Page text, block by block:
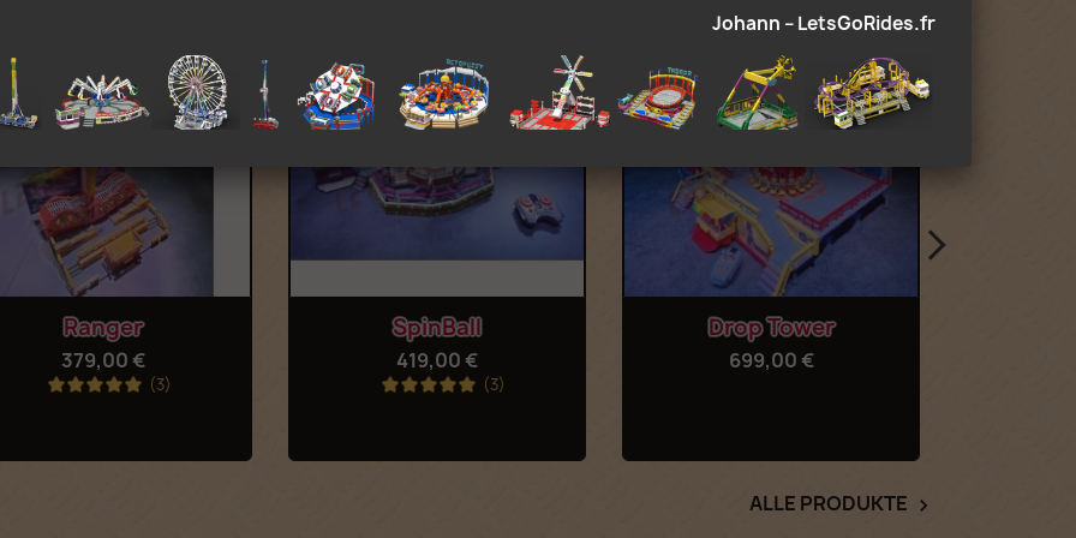
Vorschau
Ranger
379,00 €
(3)
Vorschau
SpinBall
419,00 €
(3)
Vorschau
Drop Tower
699,00 €
ALLE PRODUKTE 
Johann – LetsGoRides.fr